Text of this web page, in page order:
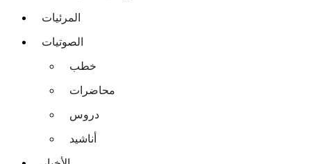
المرئيات
الصوتيات
خطب
محاضرات
دروس
أناشيد